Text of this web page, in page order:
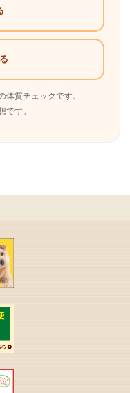
質チェックです。
す。